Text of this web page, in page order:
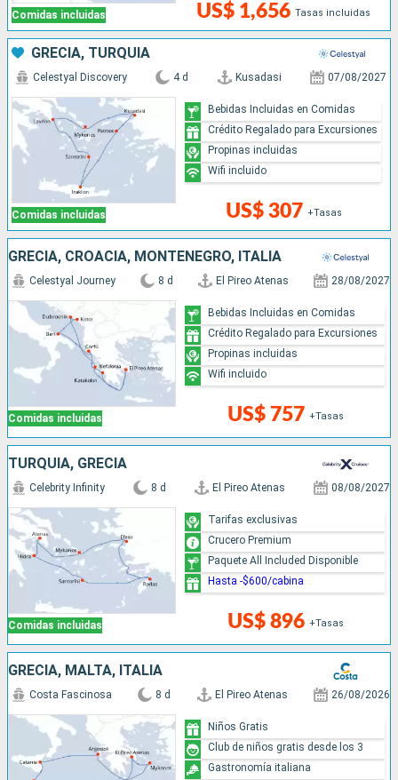
Comidas incluidas US$ 1,656 Tasas incluidas
GRECIA, TURQUÍA
Comidas incluidas
Celestyal Discovery 4 d Kusadasi 07/08/2027
US$ 307 +Tasas
Bebidas Incluidas en Comidas
Crédito Regalado para Excursiones
Propinas incluidas
Wifi incluido
GRECIA, CROACIA, MONTENEGRO, ITALIA
Comidas incluidas
Celestyal Journey 8 d El Pireo Atenas 28/08/2027
US$ 757 +Tasas
Bebidas Incluidas en Comidas
Crédito Regalado para Excursiones
Propinas incluidas
Wifi incluido
TURQUÍA, GRECIA
Comidas incluidas
Celebrity Infinity 8 d El Pireo Atenas 08/08/2027
US$ 896 +Tasas
Tarifas exclusivas
Crucero Premium
Paquete All Included Disponible
Hasta -$600/cabina
GRECIA, MALTA, ITALIA
Costa Fascinosa 8 d El Pireo Atenas 26/08/2026
Niños Gratis
Club de niños gratis desde los 3
Gastronomía italiana